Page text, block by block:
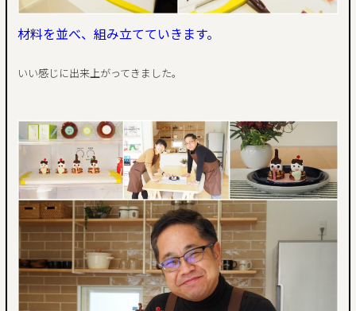
材料を並べ、組み立てていきます。
いい感じに出来上がってきました。